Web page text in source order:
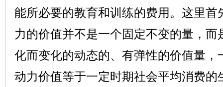
能所必要的教育和训练的费用。这里首
力的价值并不是一个固定不变的量，而
化而变化的动态的、有弹性的价值量，
动力价值等于一定时期社会平均消费的